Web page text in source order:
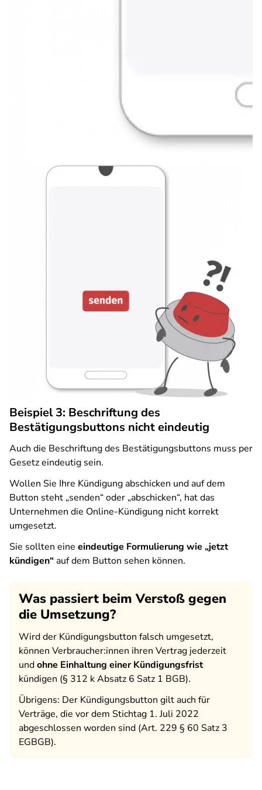
Beispiel 3: Beschriftung des
Bestätigungsbuttons nicht eindeutig
Auch die Beschriftung des Bestätigungsbuttons muss per
Gesetz eindeutig sein.
Wollen Sie Ihre Kündigung abschicken und auf dem
Button steht „senden“ oder „abschicken“, hat das
Unternehmen die Online-Kündigung nicht korrekt
umgesetzt.
Sie sollten eine eindeutige Formulierung wie „jetzt
kündigen“auf dem Button sehen können.
Was passiert beim Verstoß gegen
die Umsetzung?
Wird der Kündigungsbutton falsch umgesetzt,
können Verbraucher:innen ihren Vertrag jederzeit
undohne Einhaltung einer Kündigungsfrist
kündigen (§ 312 k Absatz 6 Satz 1 BGB).
Übrigens: Der Kündigungsbutton gilt auch für
Verträge, die vor dem Stichtag 1. Juli 2022
abgeschlossen worden sind (Art. 229 § 60 Satz 3
EGBGB).